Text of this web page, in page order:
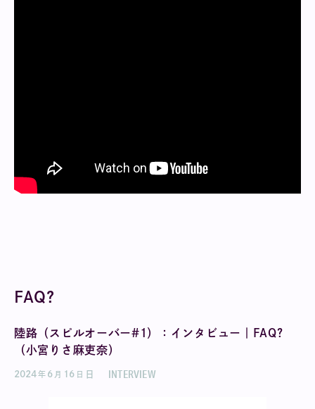
FAQ?
陸路（スピルオーバー#1）：インタビュー｜FAQ?
（小宮りさ麻吏奈）
2024年 6 月 16 日 日 INTERVIEW